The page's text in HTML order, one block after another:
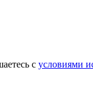
с условиями